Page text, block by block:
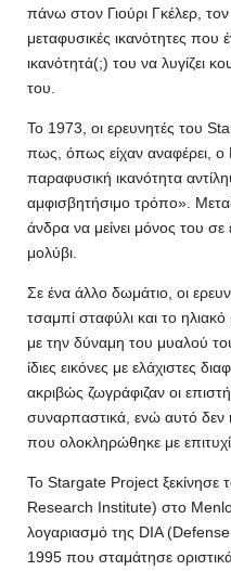
πάνω στον Γιούρι Γκέλερ,
μεταφυσικές ικανότητες που
ικανότητά(;) του να λυγίζει
του.
Το 1973, οι ερευνητές του
πως, όπως είχαν αναφέρει, ο
παραφυσική ικανότητα
αμφισβητήσιμο τρόπο».
άνδρα να μείνει μόνος του σε
μολύβι.
Σε ένα άλλο δωμάτιο, οι
τσαμπί σταφύλι και το
με την δύναμη του μυαλού
ίδιες εικόνες με ελάχιστες
ακριβώς ζωγράφιζαν οι
συναρπαστικά, ενώ αυτό δεν
που ολοκληρώθηκε με
Το Stargate Project
Research Institute) στο
λογαριασμό της DIA
1995 που σταμάτησε